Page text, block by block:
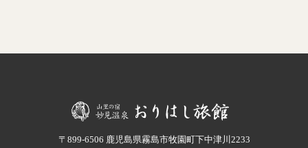
〒899-6506 鹿児島県霧島市牧園町下中津川2233